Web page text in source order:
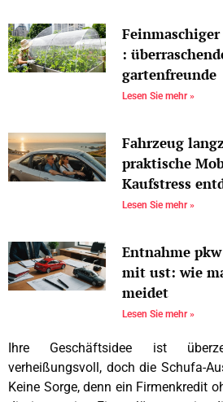
:
gartenfreunde
Lesen Sie mehr »
Fahrzeug
praktische
Kaufstress
Lesen Sie mehr »
Entnahme
mit ust: wie
meidet
Lesen Sie mehr »
Ihre Geschäftsidee ist
verheißungsvoll, doch die Schufa-
Keine Sorge, denn ein Firmenkredit